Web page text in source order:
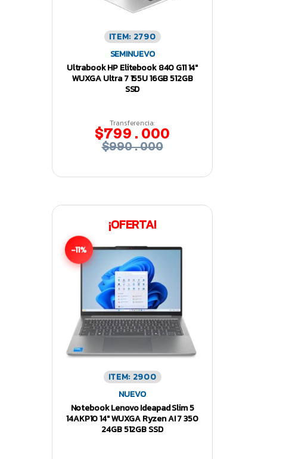
ITEM: 2790
SEMINUEVO
Ultrabook HP Elitebook 840 G11 14″
WUXGA Ultra 7 155U 16GB 512GB
SSD
Transferencia:
$799.000
$990.000
¡OFERTA!
-11%
ITEM: 2900
NUEVO
Notebook Lenovo Ideapad Slim 5
14AKP10 14″ WUXGA Ryzen AI 7 350
24GB 512GB SSD